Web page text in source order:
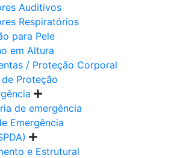
Auditivos
Respiratórios
para Pele
em Altura
/ Proteção Corporal
Proteção
de emergência
Emergência
e Estrutural